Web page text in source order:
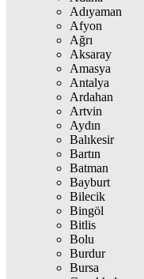
Adıyaman
Afyon
Ağrı
Aksaray
Amasya
Antalya
Ardahan
Artvin
Aydın
Balıkesir
Bartın
Batman
Bayburt
Bilecik
Bingöl
Bitlis
Bolu
Burdur
Bursa